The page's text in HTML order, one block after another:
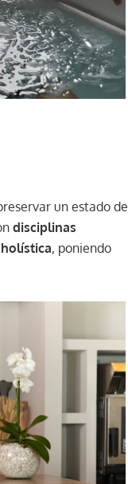
un estado de
disciplinas
, poniendo